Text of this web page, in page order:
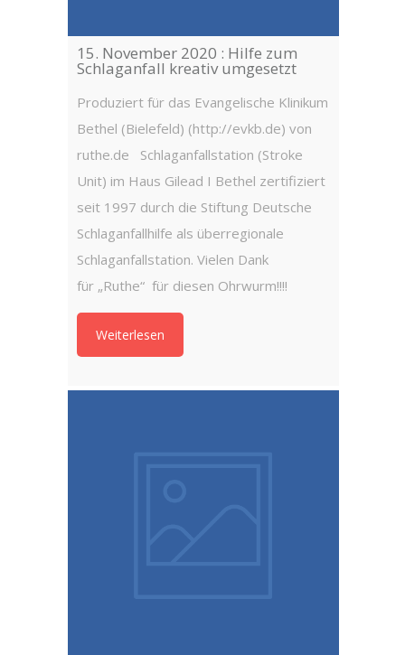
15. November 2020 : Hilfe zum
Schlaganfall kreativ umgesetzt
Produziert für das Evangelische Klinikum
Bethel (Bielefeld) (http://evkb.de) von
ruthe.de Schlaganfallstation (Stroke
Unit) im Haus Gilead I Bethel zertifiziert
seit 1997 durch die Stiftung Deutsche
Schlaganfallhilfe als überregionale
Schlaganfallstation. Vielen Dank
für „Ruthe“ für diesen Ohrwurm!!!!
Weiterlesen